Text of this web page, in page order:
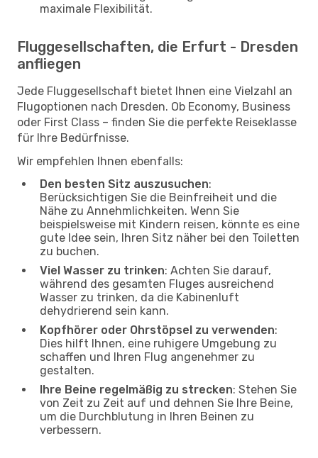
maximale Flexibilität.
Fluggesellschaften, die Erfurt - Dresden
anfliegen
Jede Fluggesellschaft bietet Ihnen eine Vielzahl an
Flugoptionen nach Dresden. Ob Economy, Business
oder First Class – finden Sie die perfekte Reiseklasse
für Ihre Bedürfnisse.
Wir empfehlen Ihnen ebenfalls:
Den besten Sitz auszusuchen:
Berücksichtigen Sie die Beinfreiheit und die
Nähe zu Annehmlichkeiten. Wenn Sie
beispielsweise mit Kindern reisen, könnte es eine
gute Idee sein, Ihren Sitz näher bei den Toiletten
zu buchen.
Viel Wasser zu trinken: Achten Sie darauf,
während des gesamten Fluges ausreichend
Wasser zu trinken, da die Kabinenluft
dehydrierend sein kann.
Kopfhörer oder Ohrstöpsel zu verwenden:
Dies hilft Ihnen, eine ruhigere Umgebung zu
schaffen und Ihren Flug angenehmer zu
gestalten.
Ihre Beine regelmäßig zu strecken: Stehen Sie
von Zeit zu Zeit auf und dehnen Sie Ihre Beine,
um die Durchblutung in Ihren Beinen zu
verbessern.